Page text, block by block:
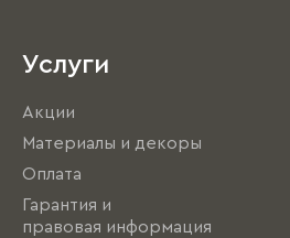
Услуги
Акции
Материалы и декоры
Оплата
Гарантия и
правовая информация